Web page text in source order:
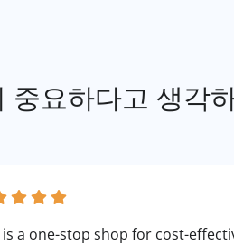
중요하다고 생각
is a one-stop shop for cost-